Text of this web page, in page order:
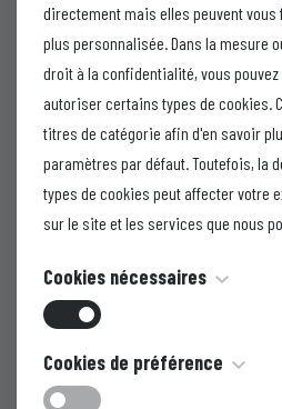
les tests de
tous les
des
Les
directement mais elles peuvent vous
plus personnalisée. Dans la mesure
droit à la confidentialité, vous
autoriser certains types de cookies.
titres de catégorie afin d'en savoir
paramètres par défaut. Toutefois, la
types de cookies peut affecter votre
sur le site et les services que nous
Cookies nécessaires
Ces cookies sont nécessaires au
et ils ne peuvent pas être
Cookies de préférence